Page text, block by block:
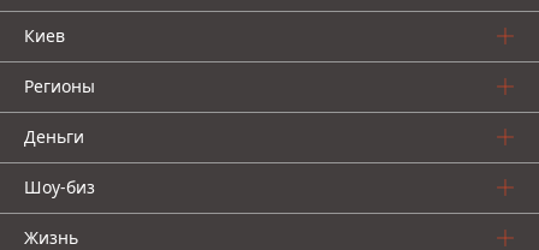
Киев
Регионы
Деньги
Шоу-биз
Жизнь